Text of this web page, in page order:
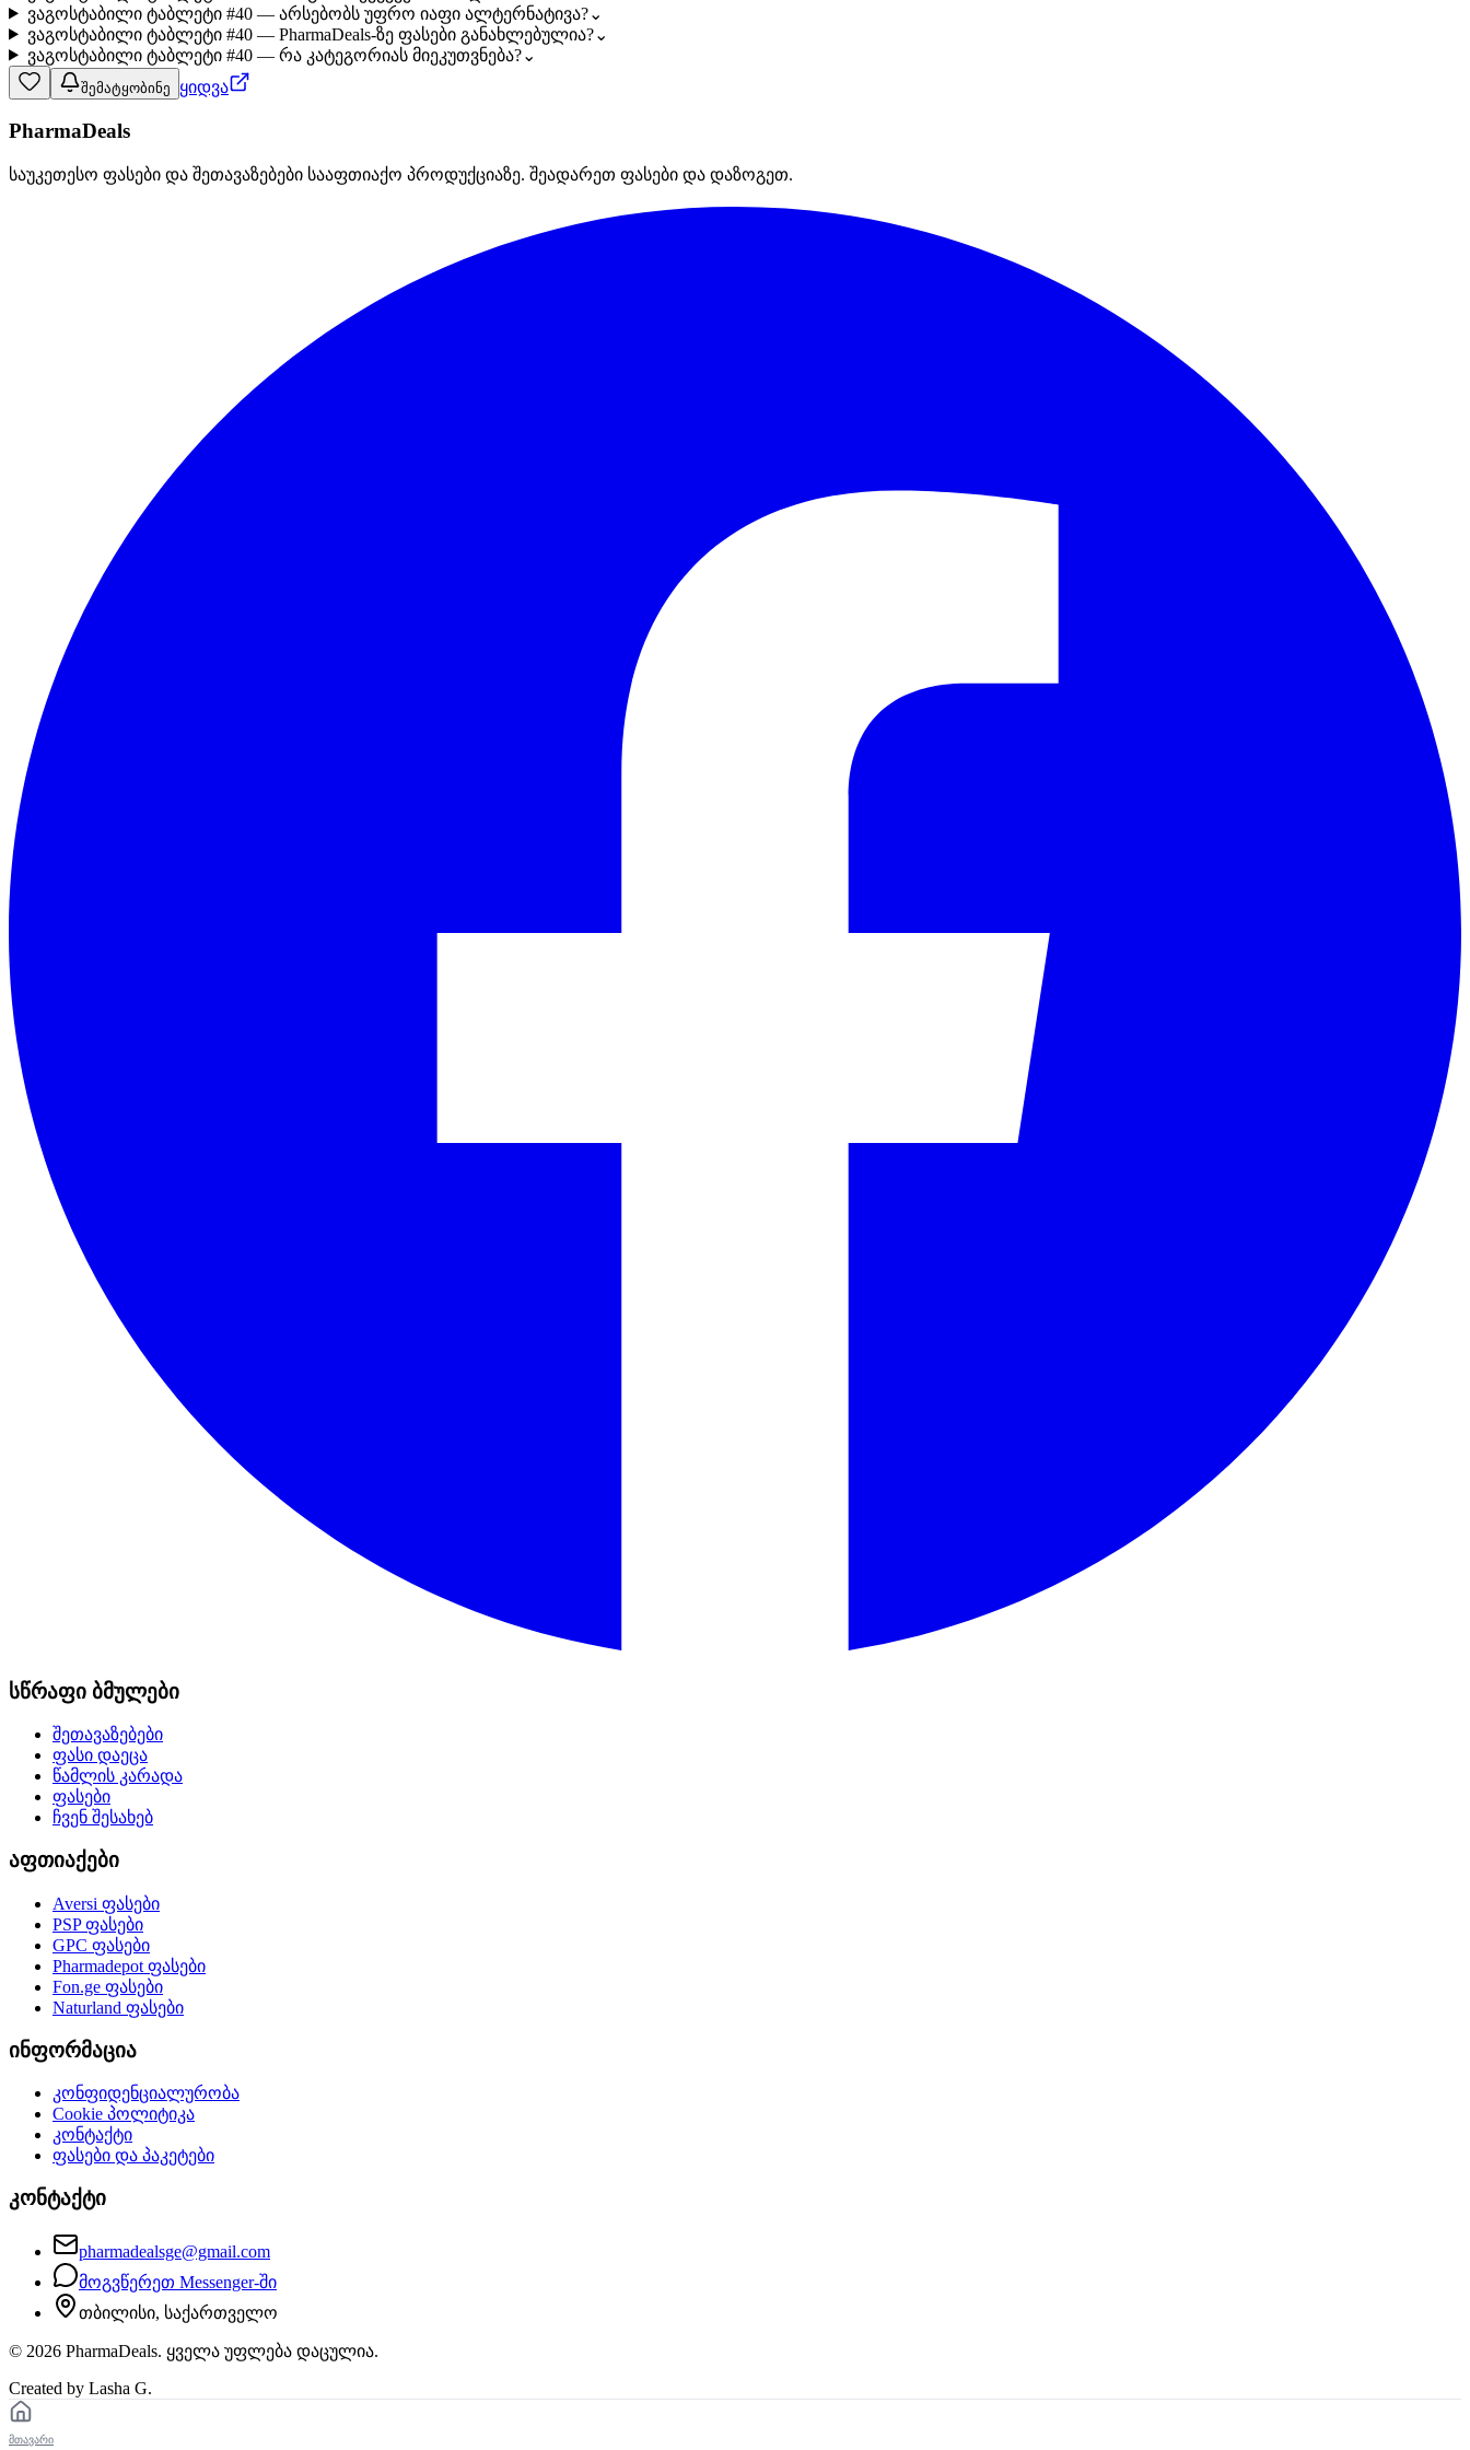
ვაგოსტაბილი ტაბლეტი #40 — არსებობს უფრო იაფი ალტერნატივა?⌄
ვაგოსტაბილი ტაბლეტი #40 — PharmaDeals-ზე ფასები განახლებულია?⌄
ვაგოსტაბილი ტაბლეტი #40 — რა კატეგორიას მიეკუთვნება?⌄
შემატყობინე ყიდვა
PharmaDeals
საუკეთესო ფასები და შეთავაზებები სააფთიაქო პროდუქციაზე. შეადარეთ ფასები და დაზოგეთ.
სწრაფი ბმულები
შეთავაზებები
ფასი დაეცა
წამლის კარადა
ფასები
ჩვენ შესახებ
აფთიაქები
Aversi ფასები
PSPფასები
GPC ფასები
Pharmadepot ფასები
Fon.ge ფასები
Naturland ფასები
ინფორმაცია
კონფიდენციალურობა
Cookie პოლიტიკა
კონტაქტი
ფასები და პაკეტები
კონტაქტი
pharmadealsge@gmail.com
მოგვწერეთ Messenger-ში
თბილისი, საქართველო
© 2026 PharmaDeals. ყველა უფლება დაცულია.
Created by Lasha G.
მთავარი